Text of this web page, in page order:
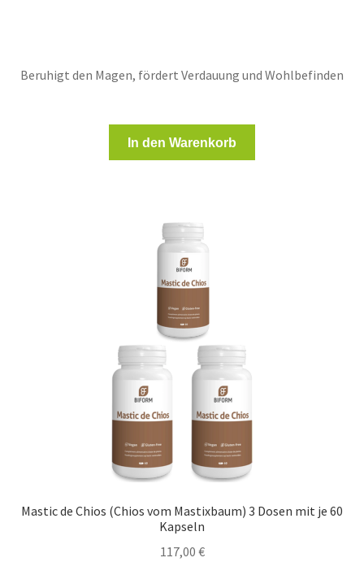
Beruhigt den Magen, fördert Verdauung und Wohlbefinden
In den Warenkorb
Mastic de Chios (Chios vom Mastixbaum) 3 Dosen mit je 60
Kapseln
117,00 €